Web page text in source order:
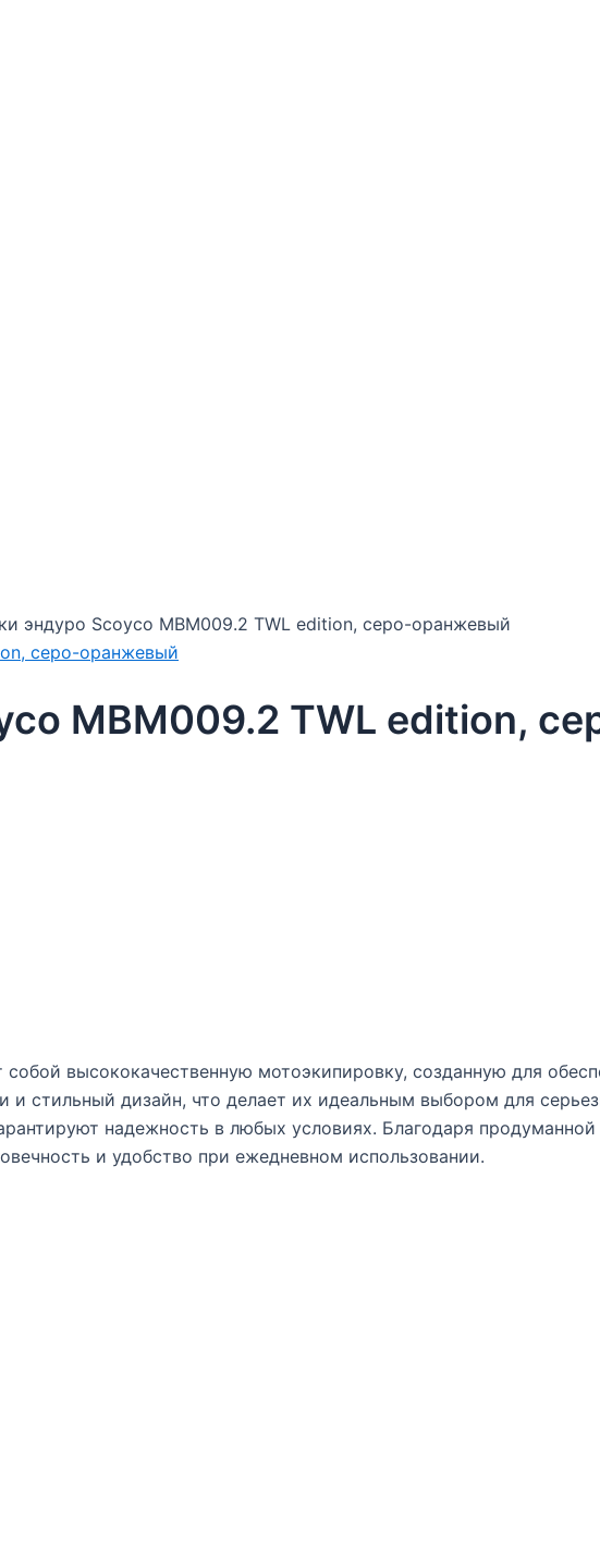
эндуро Scoyco MBM009.2 TWL edition, серо-оранжевый
MBM009.2 TWL edition,
высококачественную мотоэкипировку, созданную для
и стильный дизайн, что делает их идеальным выбором для
надежность в любых условиях. Благодаря
и удобство при ежедневном использовании.